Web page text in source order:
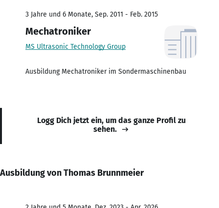
3 Jahre und 6 Monate, Sep. 2011 - Feb. 2015
Mechatroniker
MS Ultrasonic Technology Group
Ausbildung Mechatroniker im Sondermaschinenbau
Logg Dich jetzt ein, um das ganze Profil zu
sehen.
Ausbildung von Thomas Brunnmeier